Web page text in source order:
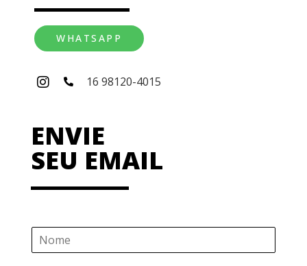
WHATSAPP
16 98120-4015
ENVIE
SEU EMAIL
N